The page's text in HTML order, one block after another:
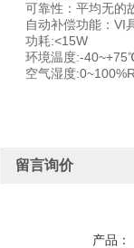
可靠性：平均无的
自动补偿功能：VI具
功耗:<15W
环境温度:-
空气湿度
留言询价
产品：